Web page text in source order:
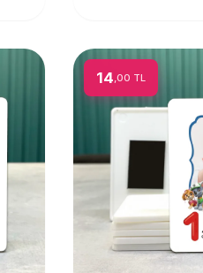
14 ,00 TL